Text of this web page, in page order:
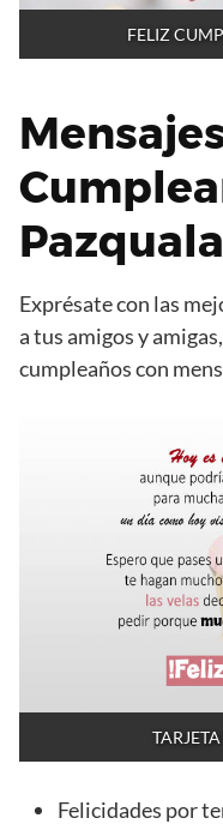
FELIZ
Pazquala
Exprésate con las
a tus amigos y
cumpleaños con
Felicidades por